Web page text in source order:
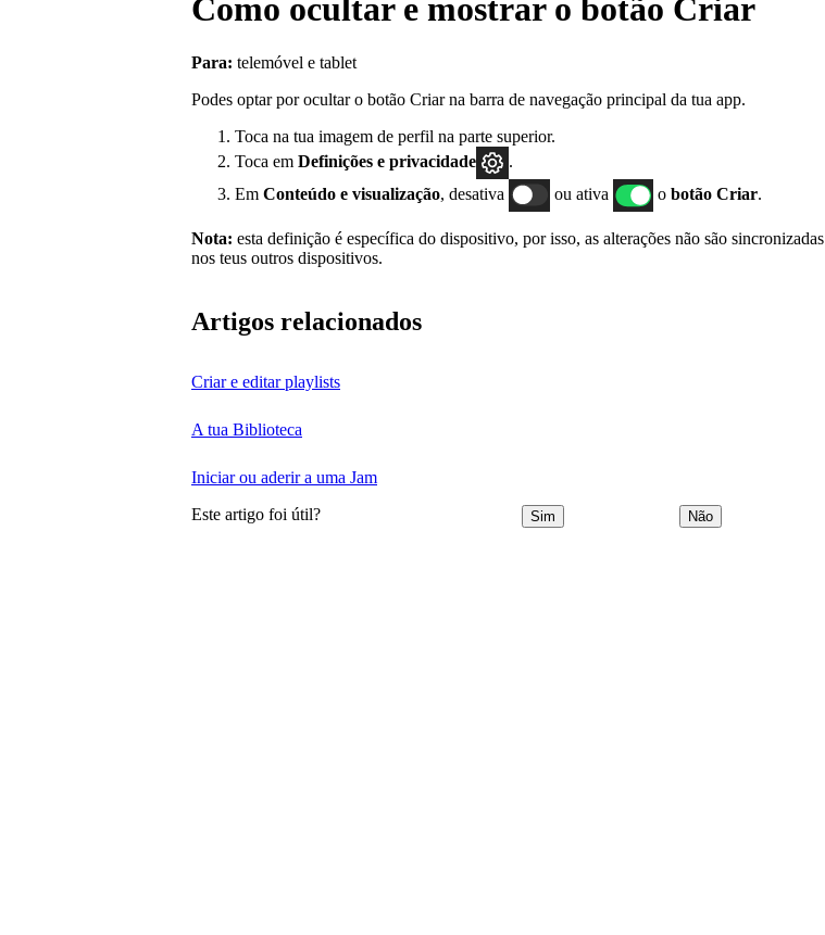
Como ocultar e mostrar o botão Criar
Para: telemóvel e tablet
Podes optar por ocultar o botão Criar na barra de navegação principal da tua app.
Toca na tua imagem de perfil na parte superior.
Toca em Definições e privacidade
.
Em Conteúdo e visualização, desativa ou ativa o botão Criar.
Nota: esta definição é específica do dispositivo, por isso, as alterações não são sincronizadas
nos teus outros dispositivos.
Artigos relacionados
Criar e editar playlists
A tua Biblioteca
Iniciar ou aderir a uma Jam
Este artigo foi útil? Sim Não